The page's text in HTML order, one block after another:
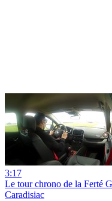
3:17
Le tour chrono de la Ferté
Caradisiac